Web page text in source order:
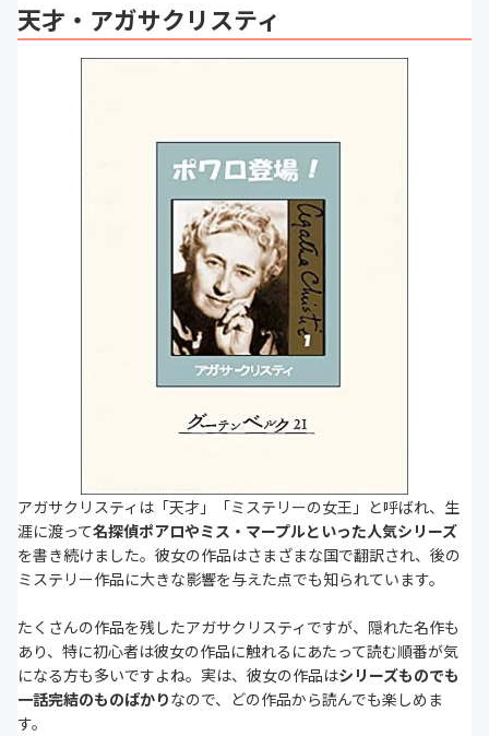
天才・アガサクリスティ
アガサクリスティは「天才」「ミステリーの女王」と呼ばれ、生
涯に渡って名探偵ポアロやミス・マープルといった人気シリーズ
を書き続けました。彼女の作品はさまざまな国で翻訳され、後の
ミステリー作品に大きな影響を与えた点でも知られています。
たくさんの作品を残したアガサクリスティですが、隠れた名作も
あり、特に初心者は彼女の作品に触れるにあたって読む順番が気
になる方も多いですよね。実は、彼女の作品はシリーズものでも
一話完結のものばかりなので、どの作品から読んでも楽しめま
す。